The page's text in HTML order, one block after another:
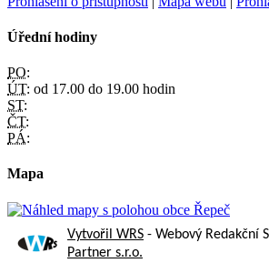
Úřední hodiny
PO:
ÚT: od 17.00 do 19.00 hodin
ST:
ČT:
PÁ:
Mapa
Vytvořil WRS - Webový Redakční
Partner s.r.o.